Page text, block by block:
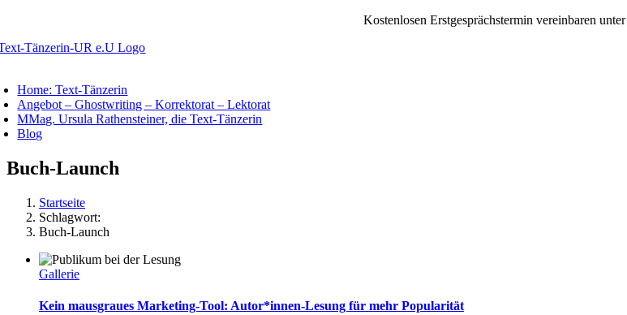
springen
Kostenlosen Erstgesprächstermin vereinbaren unter
Home: Text-Tänzerin
Angebot – Ghostwriting – Korrektorat – Lektorat
MMag. Ursula Rathensteiner, die Text-Tänzerin
Blog
Buch-Launch
Startseite
Schlagwort:
Buch-Launch
Gallerie
Kein mausgraues Marketing-Tool: Autor*innen-Lesung für mehr Popularität